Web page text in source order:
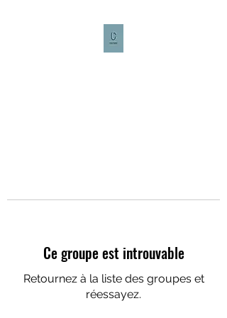
Ce groupe est introuvable
Retournez à la liste des groupes et
réessayez.